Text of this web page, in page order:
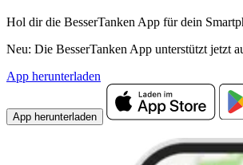
Hol dir die BesserTanken App für dein
Neu: Die BesserTanken App unterstützt jetzt
App herunterladen
App herunterladen